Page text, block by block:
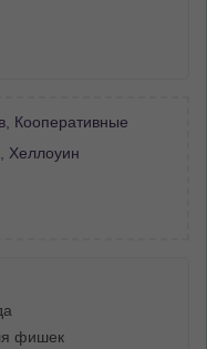
Кооперативные
Хеллоуин
фишек